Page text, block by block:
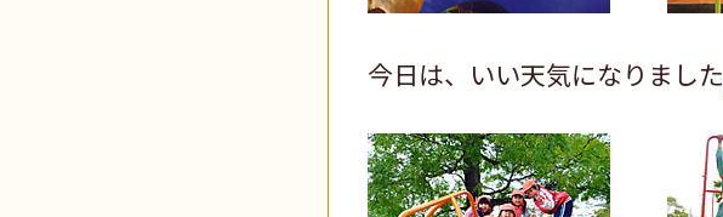
今日は、いい天気になりました